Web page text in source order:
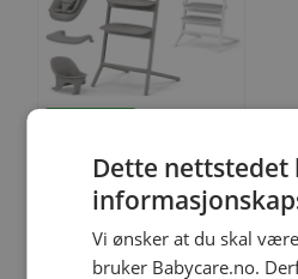
Spisestol, Cybex, Lemo 4-
Dette nettstedet
Vi ønsker at du skal
bruker Babycare.no.